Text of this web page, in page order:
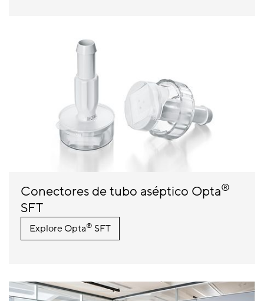
Conectores de tubo aséptico Opta®
SFT
Explore Opta® SFT